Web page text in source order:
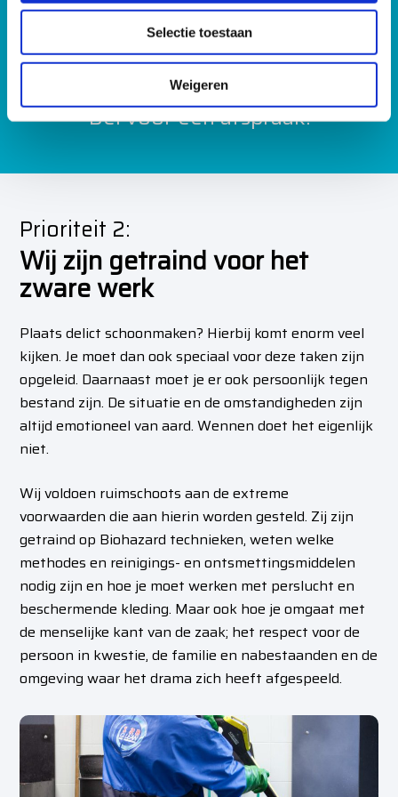
e
Selectie toestaan
Weigeren
het uit.
085 – 060 26 23
Bel voor een afspraak.
Prioriteit 2:
Wij zijn getraind voor het
zware werk
Plaats delict schoonmaken? Hierbij komt enorm veel
kijken. Je moet dan ook speciaal voor deze taken zijn
opgeleid. Daarnaast moet je er ook persoonlijk tegen
bestand zijn. De situatie en de omstandigheden zijn
altijd emotioneel van aard. Wennen doet het eigenlijk
niet.
Wij voldoen ruimschoots aan de extreme
voorwaarden die aan hierin worden gesteld. Zij zijn
getraind op Biohazard technieken, weten welke
methodes en reinigings- en ontsmettingsmiddelen
nodig zijn en hoe je moet werken met perslucht en
beschermende kleding. Maar ook hoe je omgaat met
de menselijke kant van de zaak; het respect voor de
persoon in kwestie, de familie en nabestaanden en de
omgeving waar het drama zich heeft afgespeeld.